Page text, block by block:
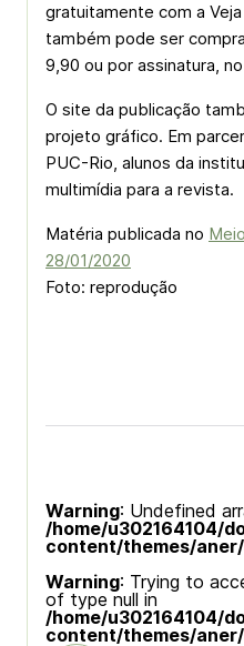
gratuitamente com a
também pode ser
9,90 ou por assinatura,
O site da publicação
projeto gráfico. Em
PUC-Rio, alunos da
multimídia para a revista.
Matéria publicada no
28/01/2020
Foto: reprodução
Warning: Undefined
/home/u302164104/
content/themes/
Warning: Trying to
of type null in
/home/u302164104/
content/themes/